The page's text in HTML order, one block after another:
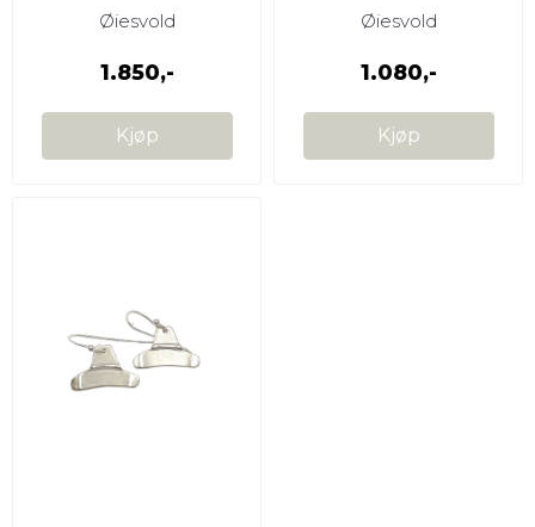
Øiesvold
1.850,-
Kjøp
Øiesvold
1.080,-
Kjøp